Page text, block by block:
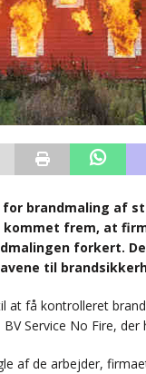
brandmaling af
frem, at
forkert.
til
at få kontrolleret
Service No Fire, der
af de arbejder,